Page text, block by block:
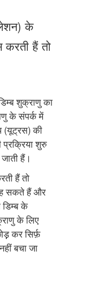
के
हैं तो
शुक्राणु का
के संपर्क में
(यूट्रस) की
प्रक्रिया शुरु
हैं।
हैं तो
सकते हैं और
के
के लिए
कर सिर्फ़
बचा जा